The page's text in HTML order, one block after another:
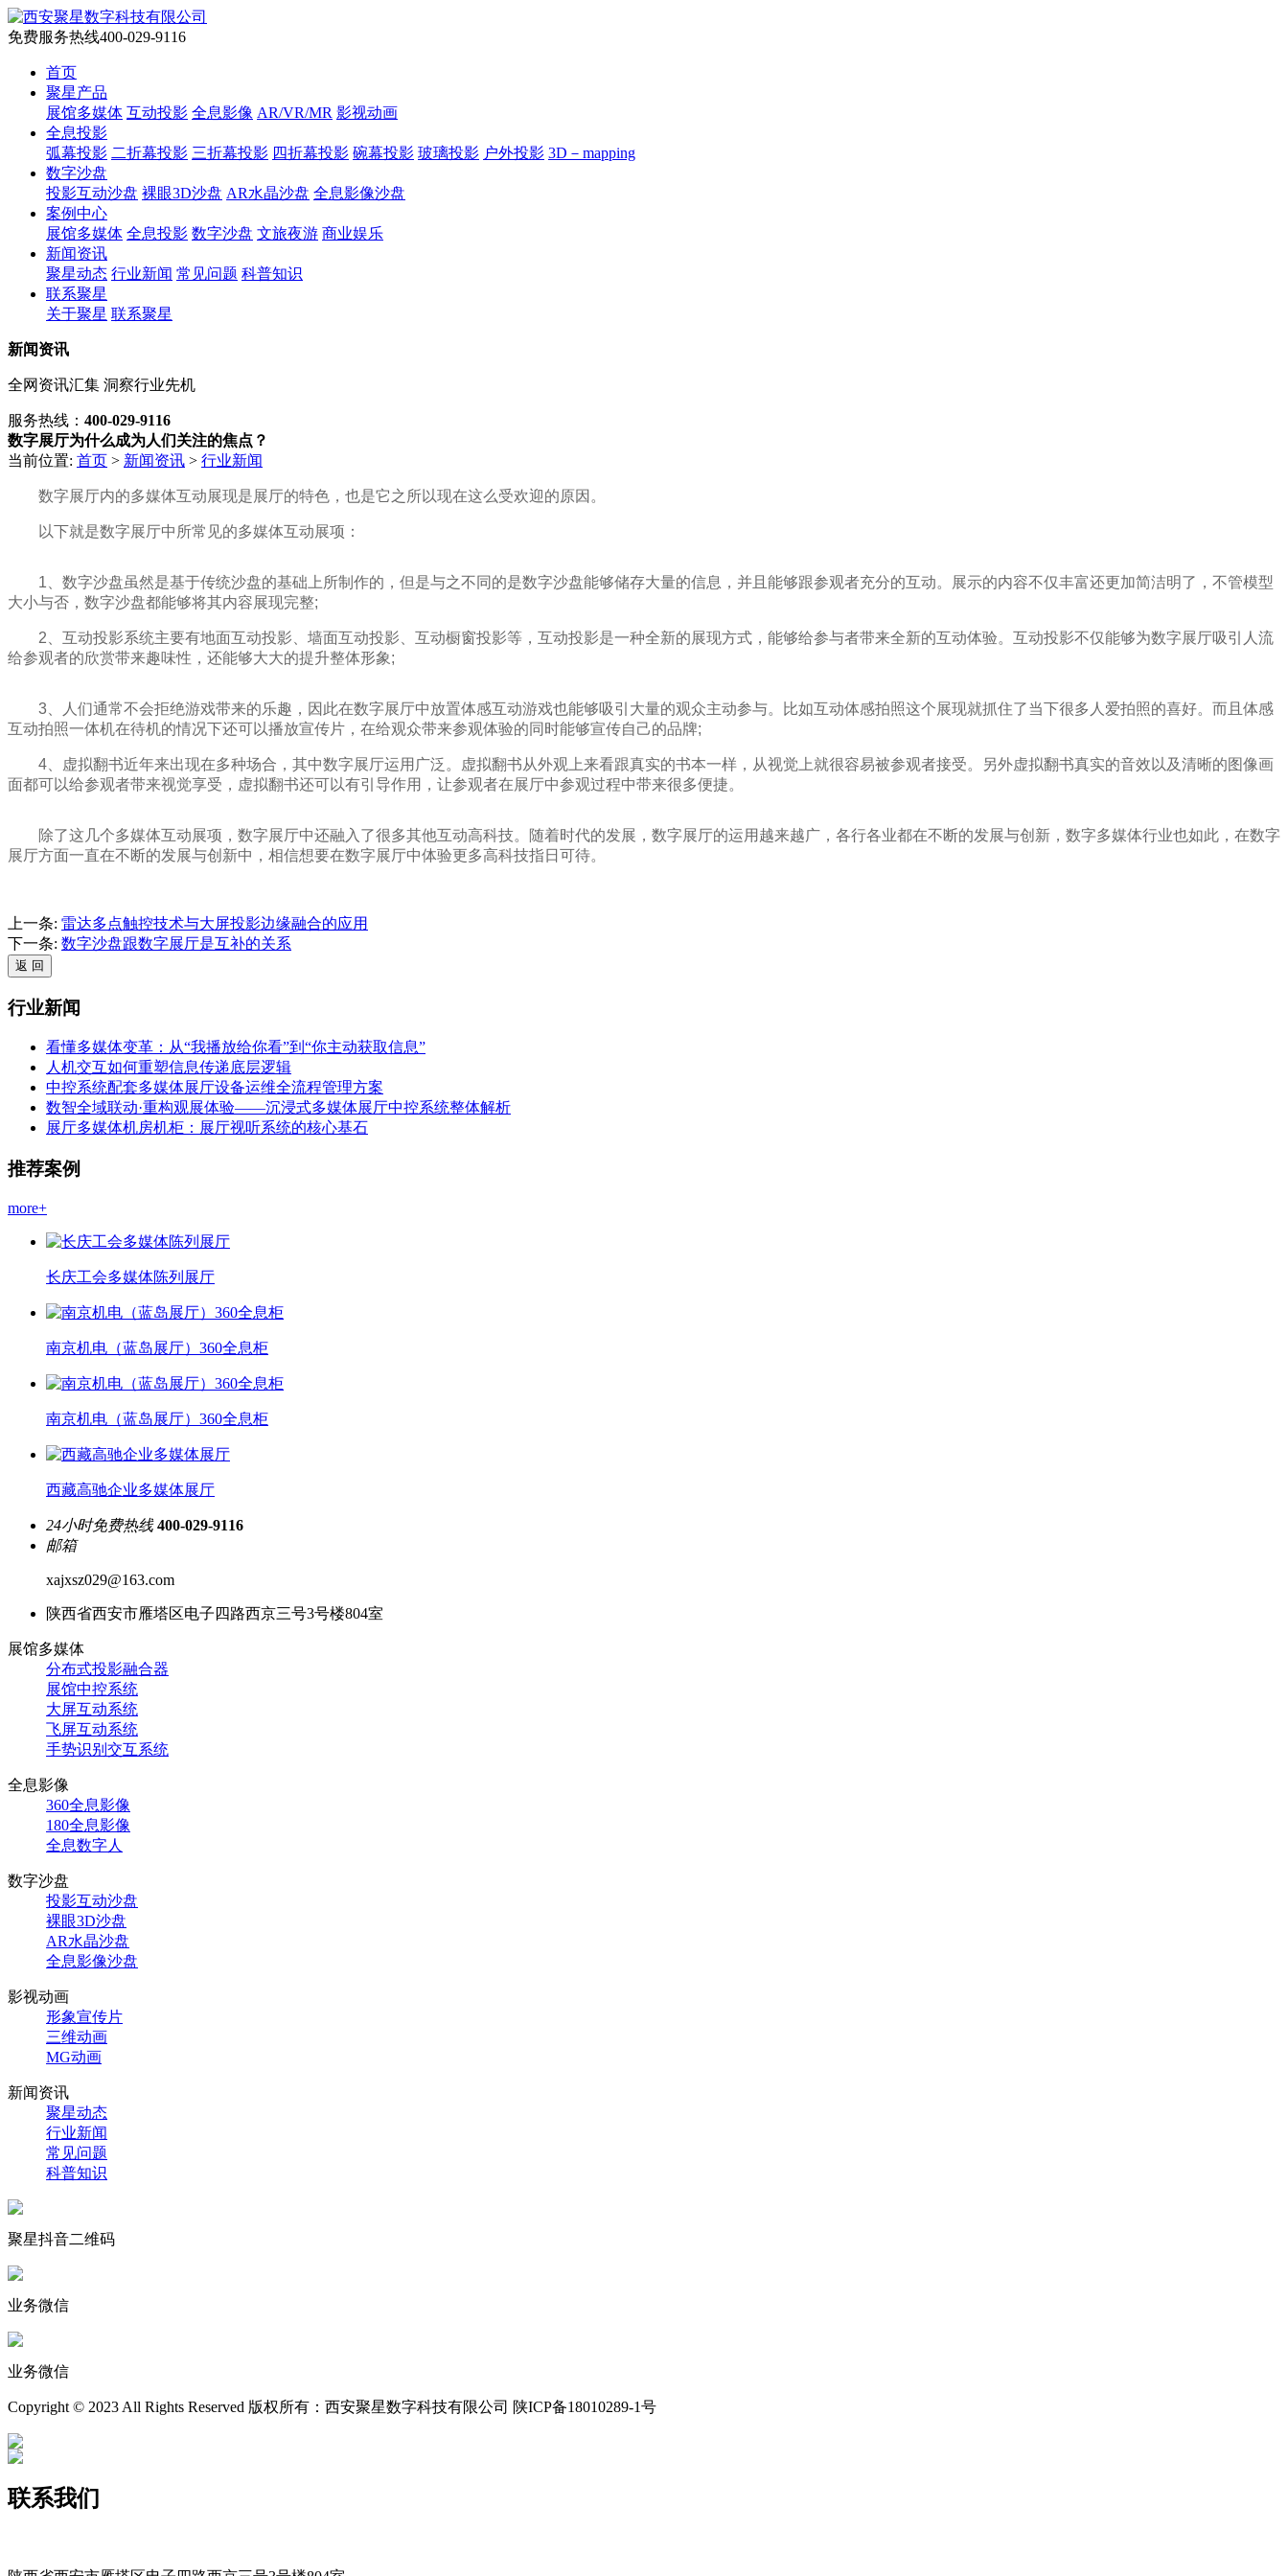
免费服务热线400-029-9116
首页
聚星产品
展馆多媒体 互动投影 全息影像 AR/VR/MR 影视动画
全息投影
弧幕投影 二折幕投影 三折幕投影 四折幕投影 碗幕投影 玻璃投影 户外投影 3D－mapping
数字沙盘
投影互动沙盘 裸眼3D沙盘 AR水晶沙盘 全息影像沙盘
案例中心
展馆多媒体 全息投影 数字沙盘 文旅夜游 商业娱乐
新闻资讯
聚星动态 行业新闻 常见问题 科普知识
联系聚星
关于聚星 联系聚星
新闻资讯
全网资讯汇集 洞察行业先机
服务热线： 400-029-9116
数字展厅为什么成为人们关注的焦点？
当前位置: 首页 > 新闻资讯 > 行业新闻
数字展厅内的多媒体互动展现是展厅的特色，也是它之所以现在这么受欢迎的原因。
以下就是数字展厅中所常见的多媒体互动展项：
1、数字沙盘虽然是基于传统沙盘的基础上所制作的，但是与之不同的是数字沙盘能够储存大量的信息，并且能够跟参观者充分的互动。展示的内容不仅丰富还更加简洁明了，不管模型
大小与否，数字沙盘都能够将其内容展现完整;
2、互动投影系统主要有地面互动投影、墙面互动投影、互动橱窗投影等，互动投影是一种全新的展现方式，能够给参与者带来全新的互动体验。互动投影不仅能够为数字展厅吸引人流
给参观者的欣赏带来趣味性，还能够大大的提升整体形象;
3、人们通常不会拒绝游戏带来的乐趣，因此在数字展厅中放置体感互动游戏也能够吸引大量的观众主动参与。比如互动体感拍照这个展现就抓住了当下很多人爱拍照的喜好。而且体感
互动拍照一体机在待机的情况下还可以播放宣传片，在给观众带来参观体验的同时能够宣传自己的品牌;
4、虚拟翻书近年来出现在多种场合，其中数字展厅运用广泛。虚拟翻书从外观上来看跟真实的书本一样，从视觉上就很容易被参观者接受。另外虚拟翻书真实的音效以及清晰的图像画
面都可以给参观者带来视觉享受，虚拟翻书还可以有引导作用，让参观者在展厅中参观过程中带来很多便捷。
除了这几个多媒体互动展项，数字展厅中还融入了很多其他互动高科技。随着时代的发展，数字展厅的运用越来越广，各行各业都在不断的发展与创新，数字多媒体行业也如此，在数字
展厅方面一直在不断的发展与创新中，相信想要在数字展厅中体验更多高科技指日可待。
上一条: 雷达多点触控技术与大屏投影边缘融合的应用
下一条: 数字沙盘跟数字展厅是互补的关系
行业新闻
看懂多媒体变革：从“我播放给你看”到“你主动获取信息”
人机交互如何重塑信息传递底层逻辑
中控系统配套多媒体展厅设备运维全流程管理方案
数智全域联动·重构观展体验——沉浸式多媒体展厅中控系统整体解析
展厅多媒体机房机柜：展厅视听系统的核心基石
推荐案例
more+
长庆工会多媒体陈列展厅
南京机电（蓝岛展厅）360全息柜
南京机电（蓝岛展厅）360全息柜
西藏高驰企业多媒体展厅
24小时免费热线 400-029-9116
邮箱
xajxsz029@163.com
陕西省西安市雁塔区电子四路西京三号3号楼804室
展馆多媒体
分布式投影融合器
展馆中控系统
大屏互动系统
飞屏互动系统
手势识别交互系统
全息影像
360全息影像
180全息影像
全息数字人
数字沙盘
投影互动沙盘
裸眼3D沙盘
AR水晶沙盘
全息影像沙盘
影视动画
形象宣传片
三维动画
MG动画
新闻资讯
聚星动态
行业新闻
常见问题
科普知识
聚星抖音二维码
业务微信
业务微信
Copyright © 2023 All Rights Reserved 版权所有：西安聚星数字科技有限公司 陕ICP备18010289-1号
联系我们